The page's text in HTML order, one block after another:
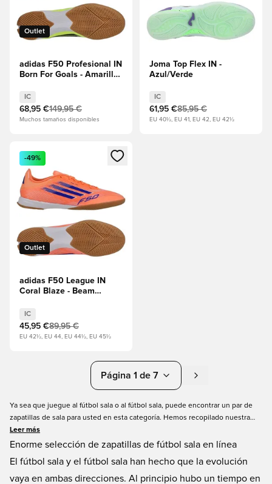
Outlet
adidas F50 Profesional IN
Born For Goals - Amarillo
lúcido
IC
68,95 €149,95 €
Muchos tamaños disponibles
Joma Top Flex IN -
Azul/Verde
IC
61,95 €85,95 €
EU 40½, EU 41, EU 42, EU 42½
Abre un modal para iniciar sesión o registrarse como
Outlet
-49%
adidas F50 League IN
Coral Blaze - Beam
lúcido/Calzado blanco
IC
45,95 €89,95 €
EU 42½, EU 44, EU 44½, EU 45½
Página 1 de 7
Ya sea que juegue al fútbol sala o al fútbol sala, puede encontrar un par de
zapatillas de sala para usted en esta categoría. Hemos recopilado nuestra
amplia selección de fantásticos zapatos de interior aquí y podrá elegir entre
una variedad de marcas, modelos, colores y tallas. No importa su preferencia,
zapatillas de fútbol sala por Internet en UniSportStore.com, no solo es
seguro y fácil, sino que puede personalizar su par con un estampado de
Leer más
Enorme selección de zapatillas de fútbol sala en línea
El fútbol sala y el fútbol sala han hecho que la evolución
vaya en ambas direcciones. Al principio hubo un tiempo en